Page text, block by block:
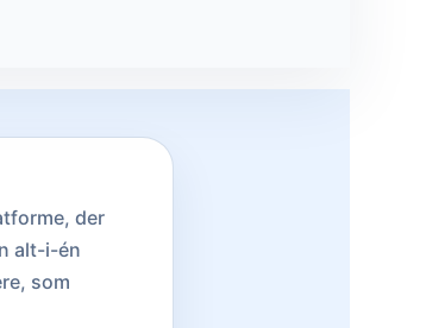
der
alt-i-én
som